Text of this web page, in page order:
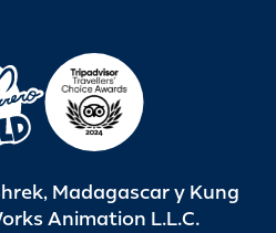
Madagascar y Kung
Animation L.L.C.